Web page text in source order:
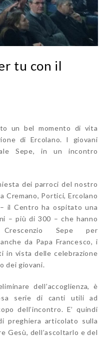
tu con il
un bel momento di vita
di Ercolano. I giovani
Sepe, in un incontro
dei parroci del nostro
Cremano, Portici, Ercolano
il Centro ha ospitato una
– più di 300 – che hanno
Crescenzio Sepe per
da Papa Francesco, i
in vista delle celebrazione
dei giovani.
dell’accoglienza, è
serie di canti utili ad
dell’incontro. E’ quindi
preghiera articolato sulla
Gesù, dell’ascoltarlo e del